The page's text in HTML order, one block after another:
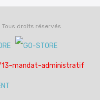
Tous droits réservés